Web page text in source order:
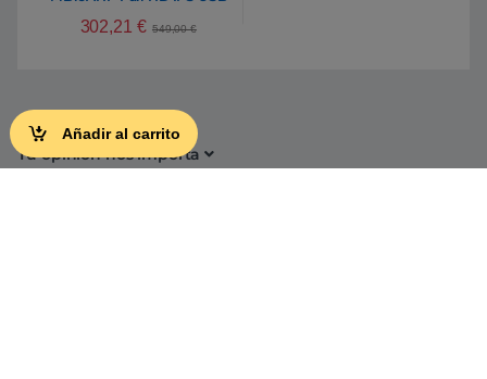
Añadir al carrito
302,21 € 549,00€
Tu opinión nos importa